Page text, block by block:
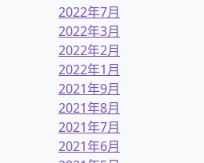
2022年7月
2022年3月
2022年2月
2022年1月
2021年9月
2021年8月
2021年7月
2021年6月